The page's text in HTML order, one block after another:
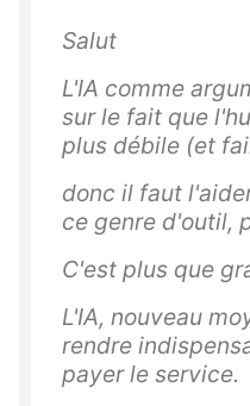
Salut
L'IA comme
sur le fait que
plus débile (et
donc il faut
ce genre d'outil,
C'est plus que
L'IA, nouveau
rendre
payer le service.